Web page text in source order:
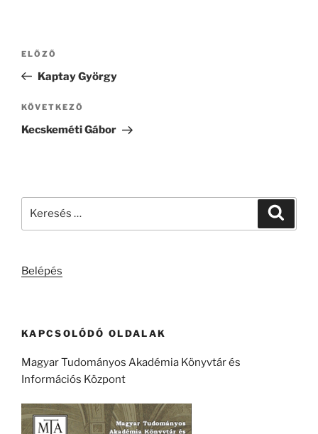
Bejegyzés
Korábbi
bejegyzés
ELŐZŐ
Kaptay György
Következő
bejegyzés
KÖVETKEZŐ
Kecskeméti Gábor
Belépés
KAPCSOLÓDÓ OLDALAK
Magyar Tudományos Akadémia Könyvtár és
Információs Központ